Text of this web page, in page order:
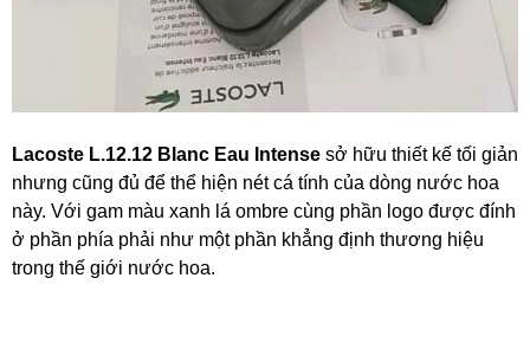
Lacoste L.12.12 Blanc Eau Intense sở hữu thiết kế tối giản
nhưng cũng đủ để thể hiện nét cá tính của dòng nước hoa
này. Với gam màu xanh lá ombre cùng phần logo được đính
ở phần phía phải như một phần khẳng định thương hiệu
trong thế giới nước hoa.